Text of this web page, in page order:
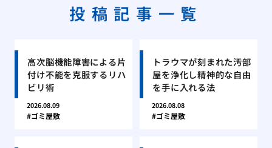
投稿記事一覧
高次脳機能障害による片
付け不能を克服するリハ
ビリ術
2026.08.09
ゴミ屋敷
トラウマが刻まれた汚部
屋を浄化し精神的な自由
を手に入れる法
2026.08.08
ゴミ屋敷